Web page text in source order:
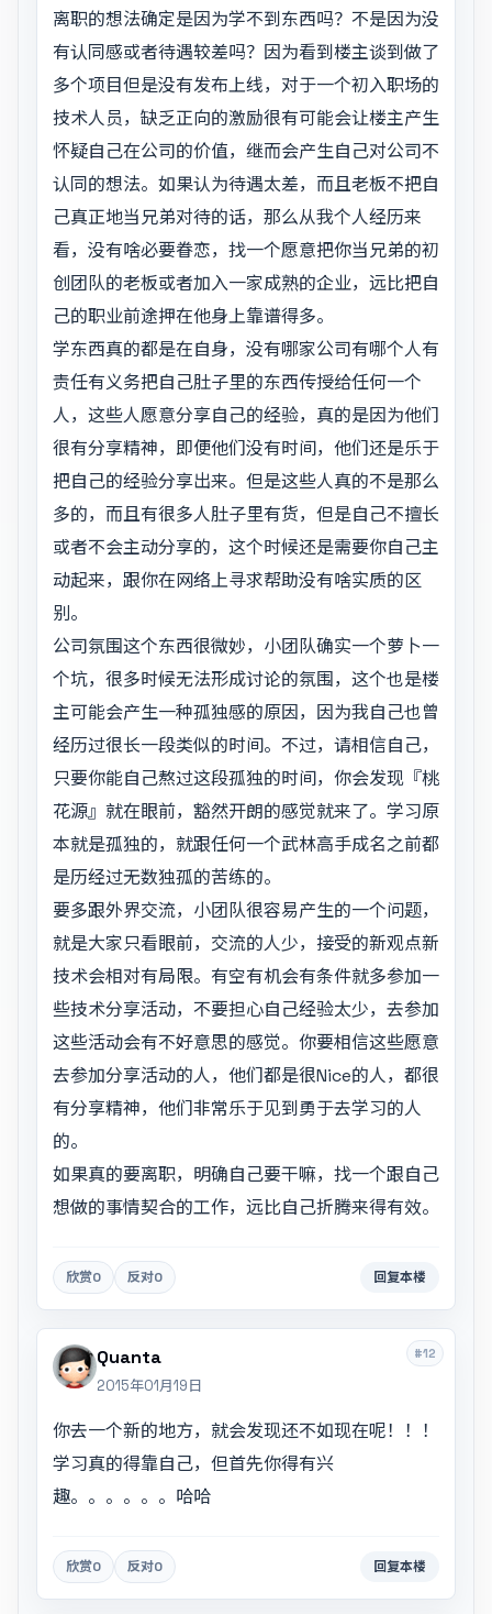
离职的想法确定是因为学不到东西吗？不是因为没
有认同感或者待遇较差吗？因为看到楼主谈到做了
多个项目但是没有发布上线，对于一个初入职场的
技术人员，缺乏正向的激励很有可能会让楼主产生
怀疑自己在公司的价值，继而会产生自己对公司不
认同的想法。如果认为待遇太差，而且老板不把自
己真正地当兄弟对待的话，那么从我个人经历来
看，没有啥必要眷恋，找一个愿意把你当兄弟的初
创团队的老板或者加入一家成熟的企业，远比把自
己的职业前途押在他身上靠谱得多。
学东西真的都是在自身，没有哪家公司有哪个人有
责任有义务把自己肚子里的东西传授给任何一个
人，这些人愿意分享自己的经验，真的是因为他们
很有分享精神，即便他们没有时间，他们还是乐于
把自己的经验分享出来。但是这些人真的不是那么
多的，而且有很多人肚子里有货，但是自己不擅长
或者不会主动分享的，这个时候还是需要你自己主
动起来，跟你在网络上寻求帮助没有啥实质的区
别。
公司氛围这个东西很微妙，小团队确实一个萝卜一
个坑，很多时候无法形成讨论的氛围，这个也是楼
主可能会产生一种孤独感的原因，因为我自己也曾
经历过很长一段类似的时间。不过，请相信自己，
只要你能自己熬过这段孤独的时间，你会发现『桃
花源』就在眼前，豁然开朗的感觉就来了。学习原
本就是孤独的，就跟任何一个武林高手成名之前都
是历经过无数独孤的苦练的。
要多跟外界交流，小团队很容易产生的一个问题，
就是大家只看眼前，交流的人少，接受的新观点新
技术会相对有局限。有空有机会有条件就多参加一
些技术分享活动，不要担心自己经验太少，去参加
这些活动会有不好意思的感觉。你要相信这些愿意
去参加分享活动的人，他们都是很Nice的人，都很
有分享精神，他们非常乐于见到勇于去学习的人
的。
如果真的要离职，明确自己要干嘛，找一个跟自己
想做的事情契合的工作，远比自己折腾来得有效。
欣赏0 反对0 回复本楼
#12
Quanta
2015年01月19日
你去一个新的地方，就会发现还不如现在呢！！！
学习真的得靠自己，但首先你得有兴
趣。。。。。。哈哈
欣赏0 反对0 回复本楼